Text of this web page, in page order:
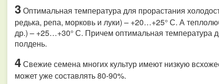
3Оптимальная температура для прорастания
редька, репа, морковь и луки) – +20…+25° С. А
др.) – +25…+30° С. Причем оптимальная температура
полдень.
4Свежие семена многих культур имеют низкую
может уже составлять 80-90%.